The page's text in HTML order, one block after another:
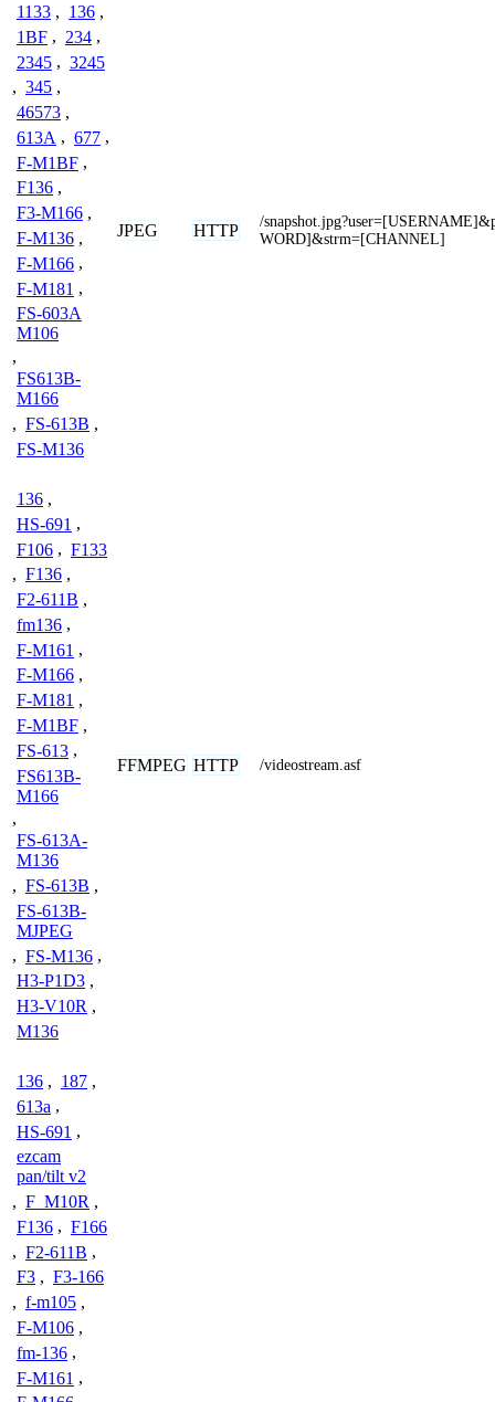
1133 , 136 ,
1BF , 234 ,
2345 , 3245
, 345 ,
46573 ,
613A , 677 ,
F-M1BF ,
F136 ,
F3-M166 ,
F-M136 ,
F-M166 ,
F-M181 ,
FS-603A
M106
,
FS613B-
M166
, FS-613B ,
FS-M136
JPEG HTTP
/
WORD]&strm=[CHANNEL]
136 ,
HS-691 ,
F106 , F133
, F136 ,
F2-611B ,
fm136 ,
F-M161 ,
F-M166 ,
F-M181 ,
F-M1BF ,
FS-613 ,
FS613B-
M166
,
FS-613A-
M136
, FS-613B ,
FS-613B-
MJPEG
, FS-M136 ,
H3-P1D3 ,
H3-V10R ,
M136
FFMPEG HTTP /videostream.asf
136 , 187 ,
613a ,
HS-691 ,
ezcam
pan/tilt v2
, F_M10R ,
F136 , F166
, F2-611B ,
F3 , F3-166
, f-m105 ,
F-M106 ,
fm-136 ,
F-M161 ,